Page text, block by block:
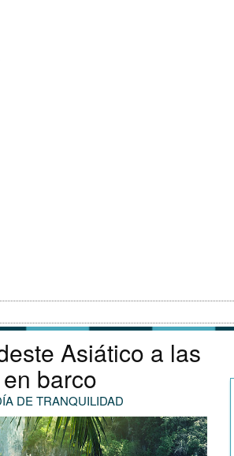
Asiático a las
barco
DE TRANQUILIDAD